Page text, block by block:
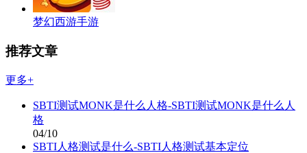
梦幻西游手游
推荐文章
更多+
SBTI测试MONK是什么人格-SBTI测试MONK是什么人
格
04/10
SBTI人格测试是什么-SBTI人格测试基本定位